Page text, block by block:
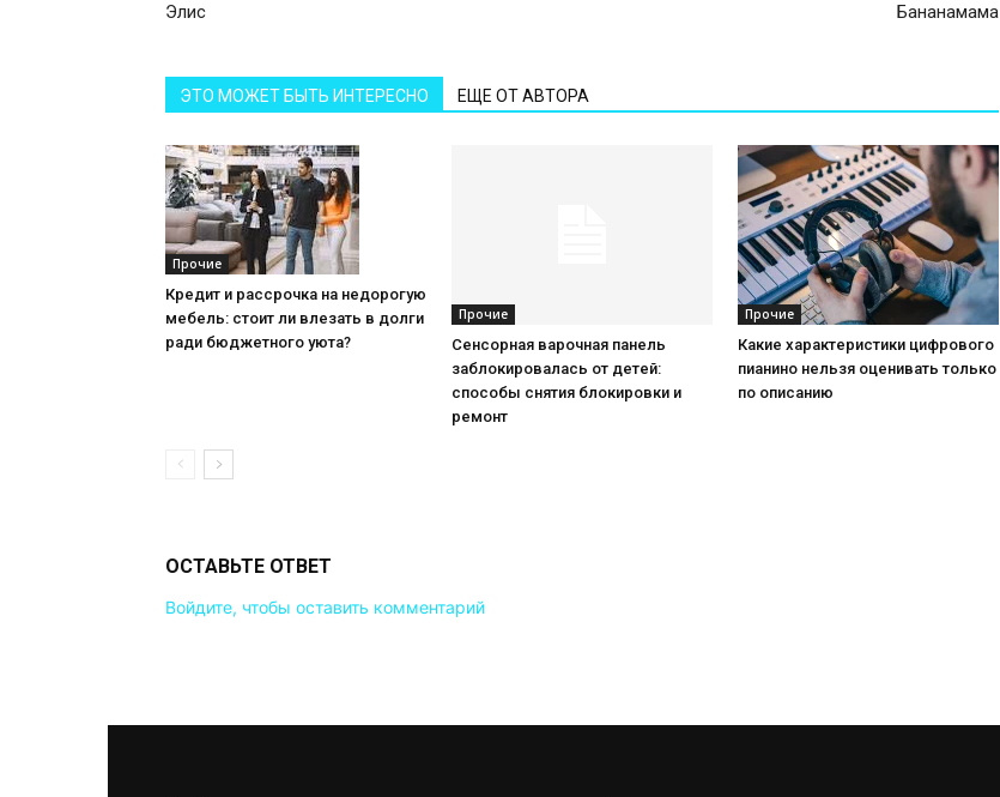
Элис Бананамама
ЭТО МОЖЕТ БЫТЬ ИНТЕРЕСНО ЕЩЕ ОТ АВТОРА
Прочие
Кредит и рассрочка на недорогую
мебель: стоит ли влезать в долги
ради бюджетного уюта?
Прочие
Сенсорная варочная панель
заблокировалась от детей:
способы снятия блокировки и
ремонт
Прочие
Какие характеристики цифрового
пианино нельзя оценивать только
по описанию
ОСТАВЬТЕ ОТВЕТ
Войдите, чтобы оставить комментарий